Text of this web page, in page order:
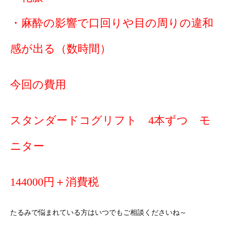
・麻酔の影響で口回りや目の周りの違和
感が出る（数時間）
今回の費用
スタンダードコグリフト 4本ずつ モ
ニター
144000円＋消費税
たるみで悩まれている方はいつでもご相談くださいね～